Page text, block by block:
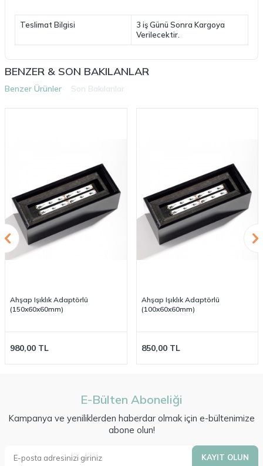
Teslimat Bilgisi
3 iş Günü Sonra Kargoya
Verilecektir.
BENZER & SON BAKILANLAR
Benzer Ürünler Son Bakılanlar
Ahşap Işıklık Adaptörlü
(150x60x60mm)
980,00 TL
Ahşap Işıklık Adaptörlü
(100x60x60mm)
850,00TL
E-Bülten Aboneliği
Kampanya ve yeniliklerden haberdar olmak için e-bültenimize
abone olun!
KAYIT OLUN